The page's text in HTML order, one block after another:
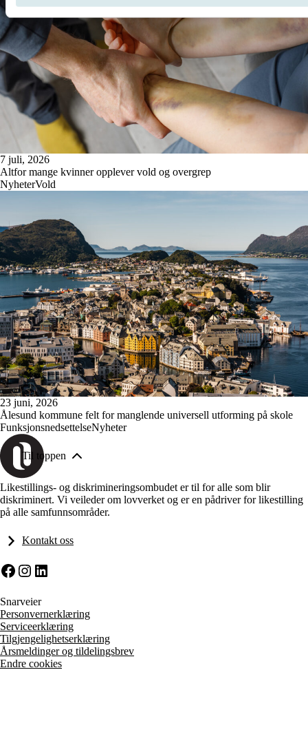
7 juli, 2026
Altfor mange kvinner opplever vold og overgrep
NyheterVold
23 juni, 2026
Ålesund kommune felt for manglende universell utforming på skole
FunksjonsnedsettelseNyheter
Til toppen
Likestillings- og diskrimineringsombudet er til for alle som blir
diskriminert. Vi veileder om lovverket og er en pådriver for likestilling
på alle samfunnsområder.
Kontakt oss
Facebook
Instagram
LinkedIn
Snarveier
Personvernerklæring
Serviceerklæring
Tilgjengelighetserklæring
Årsmeldinger og tildelingsbrev
Endre cookies